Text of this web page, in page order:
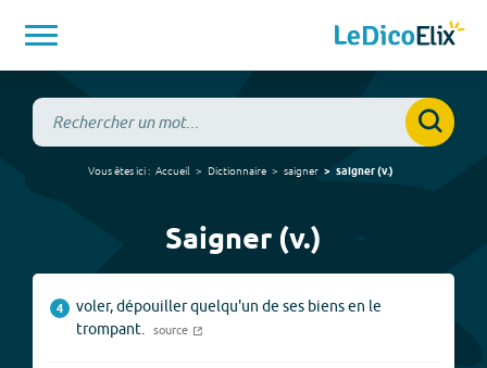
Vous êtes ici : Accueil Dictionnaire saigner saigner(v.)
Saigner (v.)
4
voler, dépouiller quelqu'un de ses biens en le
trompant.
source